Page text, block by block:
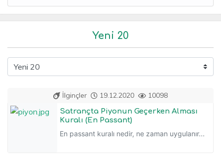
Yeni 20
İlginçler 19.12.2020 10098
Satrançta Piyonun Geçerken Alması
Kuralı (En Passant)
En passant kuralı nedir, ne zaman uygulanır...